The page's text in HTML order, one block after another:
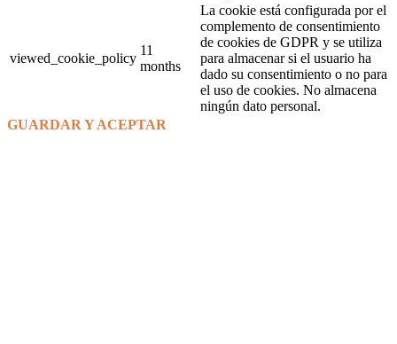
viewed_cookie_policy
11
months
La cookie está configurada por el
complemento de consentimiento
de cookies de GDPR y se utiliza
para almacenar si el usuario ha
dado su consentimiento o no para
el uso de cookies. No almacena
ningún dato personal.
GUARDAR Y ACEPTAR